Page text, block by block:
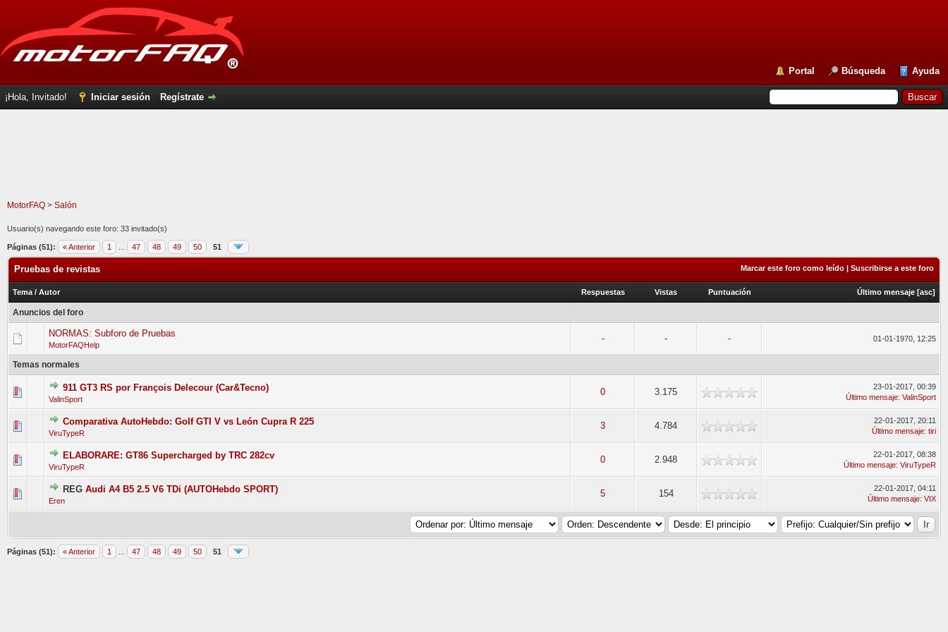
Portal Búsqueda Ayuda
¡Hola, Invitado! Iniciar sesión Regístrate
MotorFAQ > Salón
Usuario(s) navegando este foro: 33 invitado(s)
Páginas (51): « Anterior 1 47 48 49 50 51
Marcar este foro como leído | Suscribirse a este foro
Pruebas de revistas
Tema / Autor Respuestas Vistas Puntuación Último mensaje [asc]
Anuncios del foro
NORMAS: Subforo de Pruebas
MotorFAQHelp
- - - 01-01-1970, 12:25
Temas normales
911 GT3 RS por François Delecour (Car&Tecno)
ValinSport
0 3.175
23-01-2017, 00:39
Último mensaje: ValinSport
Comparativa AutoHebdo: Golf GTI V vs León Cupra R 225
ViruTypeR
3 4.784
2 voto(s) - Media 5 de 5
22-01-2017, 20:11
Último mensaje: tiri
ELABORARE: GT86 Supercharged by TRC 282cv
ViruTypeR
0 2.948
22-01-2017, 08:38
Último mensaje: ViruTypeR
REG Audi A4 B5 2.5 V6 TDi (AUTOHebdo SPORT)
Eren
5 154
22-01-2017, 04:11
Último mensaje: VIX
Páginas (51): « Anterior 1 47 48 49 50 51